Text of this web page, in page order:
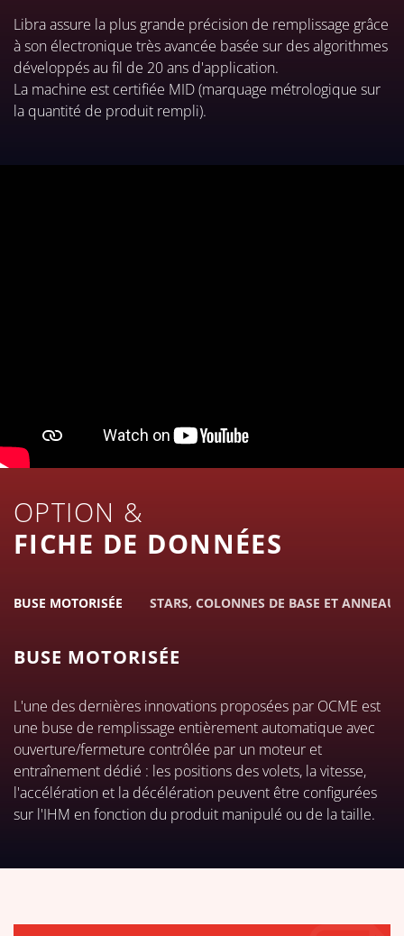
Libra assure la plus grande précision de remplissage grâce
à son électronique très avancée basée sur des algorithmes
développés au fil de 20 ans d'application.
La machine est certifiée MID (marquage métrologique sur
la quantité de produit rempli).
OPTION &
FICHE DE DONNÉES
BUSE MOTORISÉE STARS, COLONNES DE BASE ET ANNEAU
BUSE MOTORISÉE
L'une des dernières innovations proposées par OCME est
une buse de remplissage entièrement automatique avec
ouverture/fermeture contrôlée par un moteur et
entraînement dédié : les positions des volets, la vitesse,
l'accélération et la décélération peuvent être configurées
sur l'IHM en fonction du produit manipulé ou de la taille.